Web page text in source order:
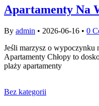
Apartamenty Na
By admin • 2026-06-16 • 0
Jeśli marzysz o wypoczynku
Apartamenty Chłopy to
plaży apartamenty
Bez kategorii